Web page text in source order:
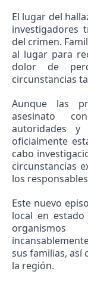
El lugar del
investigadores
del crimen.
al lugar para
dolor de
circunstancias
Aunque las
asesinato
autoridades
oficialmente
cabo
circunstancias
los
Este nuevo
local en
sus familias, así
la región.